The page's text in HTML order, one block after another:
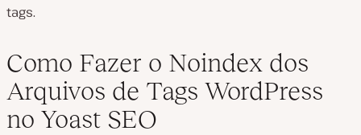
tags.
Como Fazer o Noindex dos
Arquivos de Tags WordPress
no Yoast SEO